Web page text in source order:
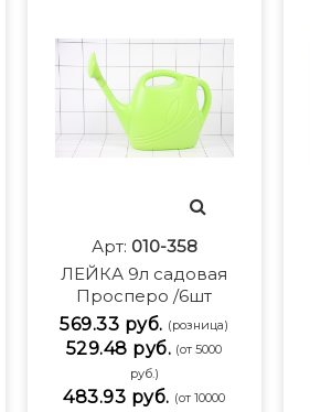
Арт: 010-358
ЛЕЙКА 9л садовая
Просперо /6шт
569.33 руб. (розница)
529.48 руб. (от 5000
руб.)
483.93 руб. (от 10000